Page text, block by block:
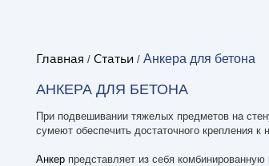
Главная / Статьи / Анкера для бетона
АНКЕРА ДЛЯ БЕТОНА
При подвешивании тяжелых предметов на
сумеют обеспечить достаточного крепления
Анкер представляет из себя